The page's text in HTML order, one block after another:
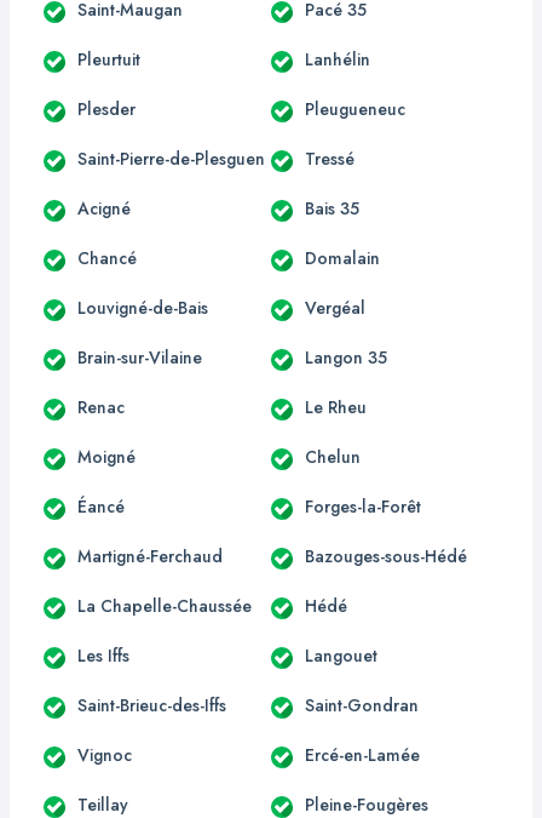
Saint-Maugan Pacé 35
Pleurtuit Lanhélin
Plesder Pleugueneuc
Saint-Pierre-de-Plesguen Tressé
Acigné Bais 35
Chancé Domalain
Louvigné-de-Bais Vergéal
Brain-sur-Vilaine Langon 35
Renac Le Rheu
Moigné Chelun
Éancé Forges-la-Forêt
Martigné-Ferchaud Bazouges-sous-Hédé
La Chapelle-Chaussée Hédé
Les Iffs Langouet
Saint-Brieuc-des-Iffs Saint-Gondran
Vignoc Ercé-en-Lamée
Teillay Pleine-Fougères